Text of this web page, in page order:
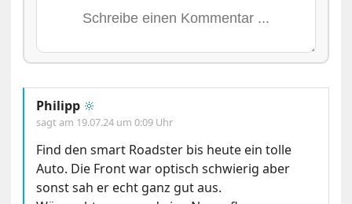
Philipp 🔆
sagt am 19.07.24 um 0:09 Uhr
Find den smart Roadster bis heute ein tolle
Auto. Die Front war optisch schwierig aber
sonst sah er echt ganz gut aus.